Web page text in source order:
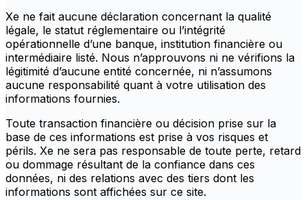
Xe ne fait aucune déclaration concernant la qualité
légale, le statut réglementaire ou l’intégrité
opérationnelle d’une banque, institution financière ou
intermédiaire listé. Nous n’approuvons ni ne vérifions la
légitimité d’aucune entité concernée, ni n’assumons
aucune responsabilité quant à votre utilisation des
informations fournies.
Toute transaction financière ou décision prise sur la
base de ces informations est prise à vos risques et
périls. Xe ne sera pas responsable de toute perte, retard
ou dommage résultant de la confiance dans ces
données, ni des relations avec des tiers dont les
informations sont affichées sur ce site.